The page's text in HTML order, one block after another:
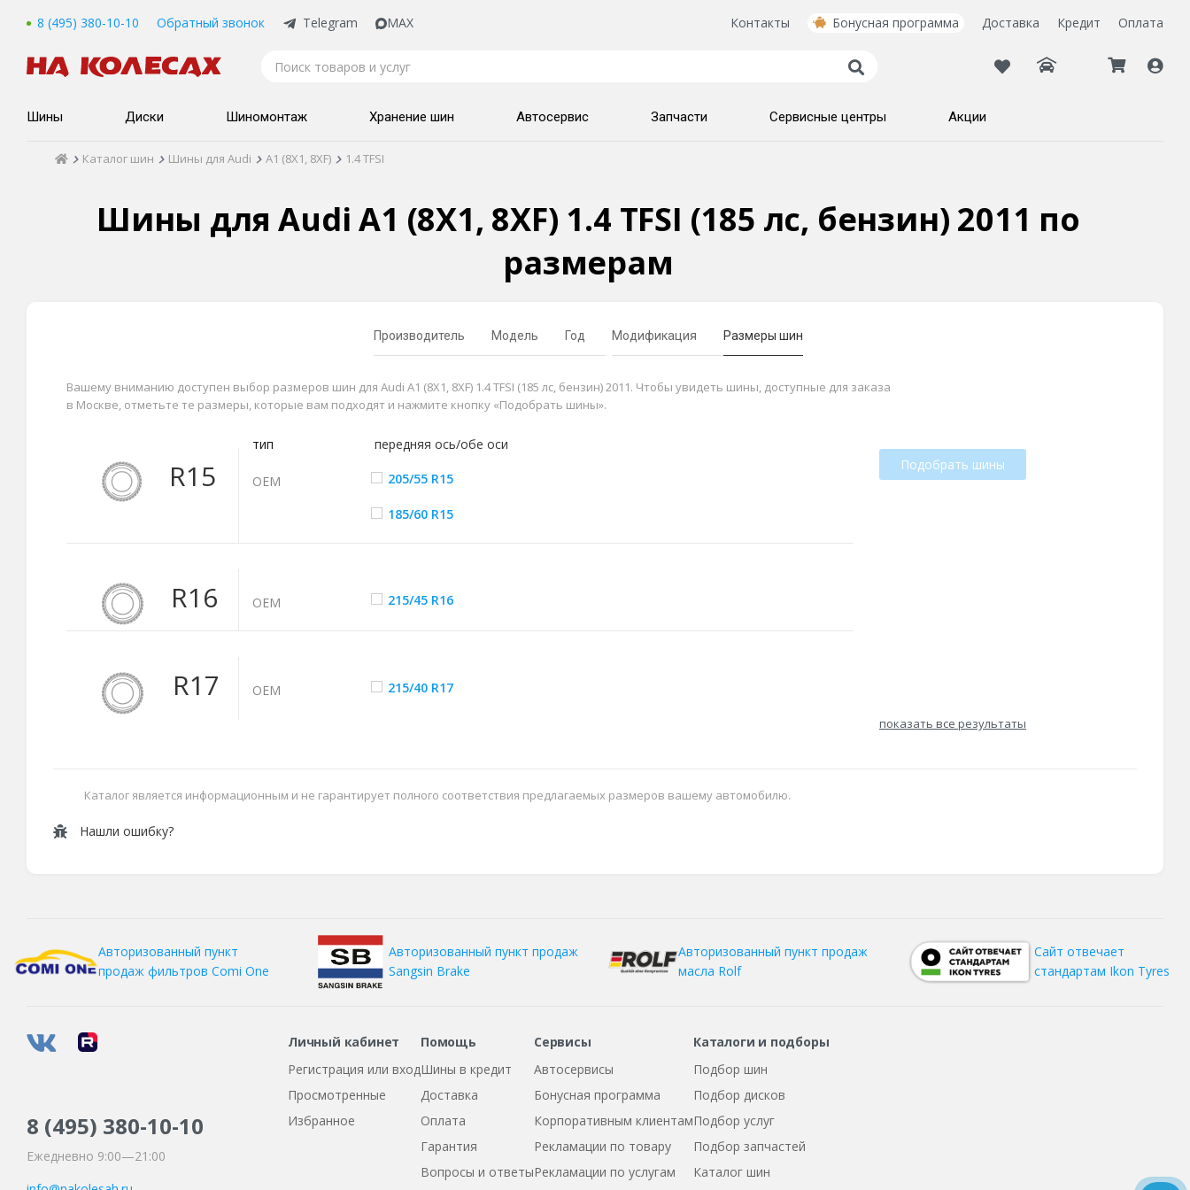
8 (495) 380-10-10 Обратный звонок Telegram MAX Контакты Бонусная программа Доставка Кредит Оплата
Шины Диски Шиномонтаж Хранение шин Автосервис Запчасти Сервисные центры Акции
Каталог шин Шины для Audi A1 (8X1, 8XF) 1.4 TFSI
Шины для Audi A1 (8X1, 8XF) 1.4 TFSI (185 лс, бензин) 2011 по
размерам
Производитель Модель Год Модификация Размеры шин
Вашему вниманию доступен выбор размеров шин для Audi A1 (8X1, 8XF) 1.4 TFSI (185 лс, бензин) 2011. Чтобы увидеть шины, доступные для заказа
в Москве, отметьте те размеры, которые вам подходят и нажмите кнопку «Подобрать шины».
R15
тип передняя ось/обе оси
ОЕМ 205/55 R15
185/60 R15
R16 ОЕМ 215/45 R16
R17 ОЕМ 215/40 R17
Подобрать шины
показать все результаты
Каталог является информационным и не гарантирует полного соответствия предлагаемых размеров вашему автомобилю.
Нашли ошибку?
Авторизованный пункт
продаж фильтров Comi One
Авторизованный пункт продаж
Sangsin Brake
Авторизованный пункт продаж
масла Rolf
Сайт отвечает
стандартам Ikon Tyres
8 (495) 380-10-10
Ежедневно 9:00—21:00
Личный кабинет
Регистрация или вход
Просмотренные
Избранное
Помощь
Шины в кредит
Доставка
Оплата
Гарантия
Вопросы и ответы
Сервисы
Автосервисы
Бонусная программа
Корпоративным клиентам
Рекламации по товару
Рекламации по услугам
Каталоги и подборы
Подбор шин
Подбор дисков
Подбор услуг
Подбор запчастей
Каталог шин